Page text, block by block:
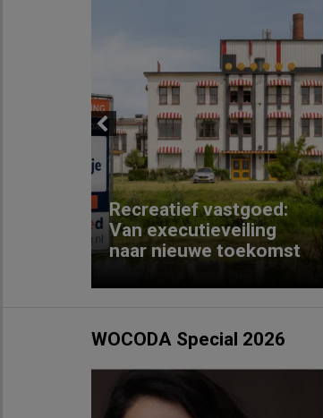
Previous
Recreatief vastgoed:
Van executieveiling
naar nieuwe toekomst
WOCODA Special 2026